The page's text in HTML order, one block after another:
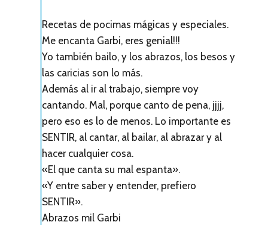
Recetas de pocimas mágicas y especiales.
Me encanta Garbi, eres genial!!!
Yo también bailo, y los abrazos, los besos y
las caricias son lo más.
Además al ir al trabajo, siempre voy
cantando. Mal, porque canto de pena, jjjj,
pero eso es lo de menos. Lo importante es
SENTIR, al cantar, al bailar, al abrazar y al
hacer cualquier cosa.
«El que canta su mal espanta».
«Y entre saber y entender, prefiero
SENTIR».
Abrazos mil Garbi